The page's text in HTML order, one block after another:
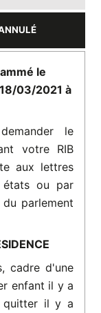
le
03/2021 à
le
votre RIB
aux lettres
ou par
parlement
cadre d'une
enfant il y a
quitter il y a